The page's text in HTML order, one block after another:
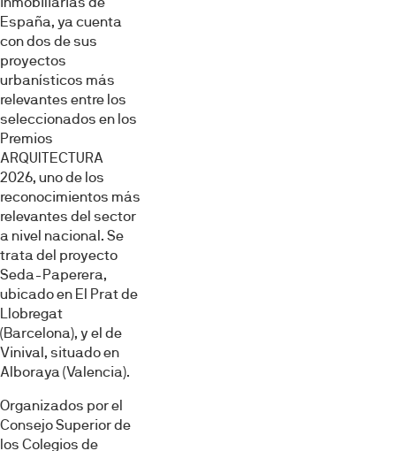
España, ya cuenta
con dos de sus
proyectos
urbanísticos más
relevantes entre los
seleccionados en los
Premios
ARQUITECTURA
2026, uno de los
reconocimientos más
relevantes del sector
a nivel nacional. Se
trata del proyecto
Seda-Paperera,
ubicado en El Prat de
Llobregat
(Barcelona), y el de
Vinival, situado en
Alboraya (Valencia).
Organizados por el
Consejo Superior de
los Colegios de